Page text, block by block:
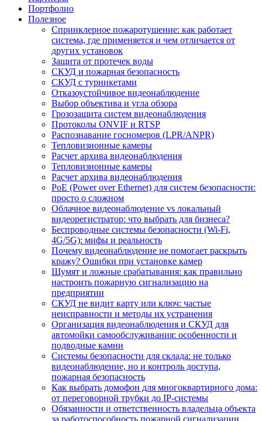
Портфолио
Полезное
Спринклерное пожаротушение: как работает
система, где применяется и чем отличается от
других установок
Защита от протечек воды
СКУД и пожарная безопасность
СКУД с турникетами
Отказоустойчивое видеонаблюдение
Выбор объектива и угла обзора
Грозозащита систем видеонаблюдения
Протоколы ONVIF и RTSP
Распознавание госномеров (LPR/ANPR)
Тепловизионные камеры
Расчет архива видеонаблюдения
Тепловизионные камеры
Расчет архива видеонаблюдения
PoE (Power over Ethernet) для систем безопасности:
просто о сложном
Облачное видеонаблюдение vs локальный
видеорегистратор: что выбрать для бизнеса?
Беспроводные системы безопасности (Wi-Fi,
4G/5G): мифы и реальность
Почему видеонаблюдение не помогает раскрыть
кражу? Ошибки при установке камер
Шумят и ложные срабатывания: как правильно
настроить пожарную сигнализацию на
предприятии
СКУД не видит карту или ключ: частые
неисправности и методы их устранения
Организация видеонаблюдения и СКУД для
автомойки самообслуживания: особенности и
подводные камни
Системы безопасности для склада: не только
видеонаблюдение, но и контроль доступа,
пожарная безопасность
Как выбрать домофон для многоквартирного дома:
от переговорной трубки до IP-системы
Обязанности и ответственность владельца объекта
за работоспособность пожарной сигнализации